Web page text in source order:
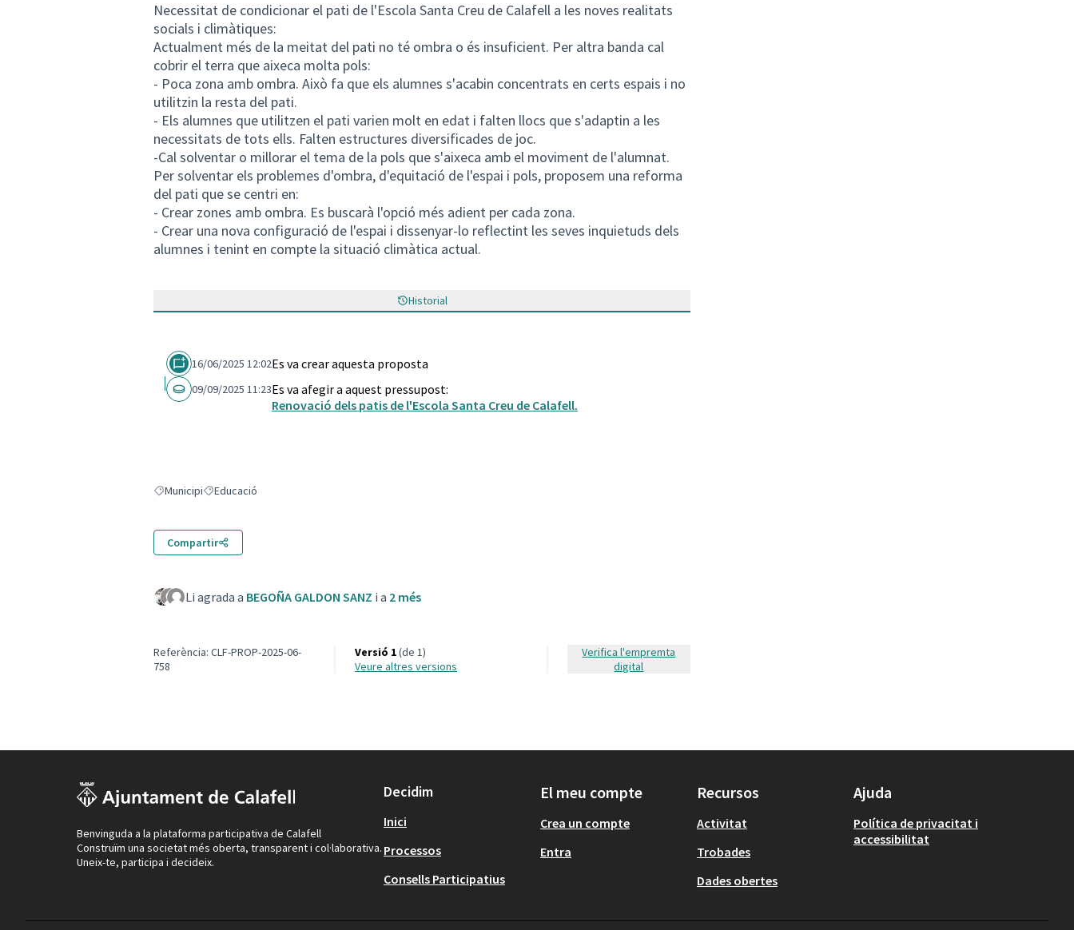
Necessitat de condicionar el pati de l'Escola Santa Creu de Calafell a les noves realitats
socials i climàtiques:
Actualment més de la meitat del pati no té ombra o és insuficient. Per altra banda cal
cobrir el terra que aixeca molta pols:
- Poca zona amb ombra. Això fa que els alumnes s'acabin concentrats en certs espais i no
utilitzin la resta del pati.
- Els alumnes que utilitzen el pati varien molt en edat i falten llocs que s'adaptin a les
necessitats de tots ells. Falten estructures diversificades de joc.
-Cal solventar o millorar el tema de la pols que s'aixeca amb el moviment de l'alumnat.
Per solventar els problemes d'ombra, d'equitació de l'espai i pols, proposem una reforma
del pati que se centri en:
- Crear zones amb ombra. Es buscarà l'opció més adient per cada zona.
- Crear una nova configuració de l'espai i dissenyar-lo reflectint les seves inquietuds dels
alumnes i tenint en compte la situació climàtica actual.
Historial
16/06/2025 12:02Es va crear aquesta proposta
09/09/2025 11:23Es va afegir a aquest pressupost:
Renovació dels patis de l'Escola Santa Creu de Calafell.
Resultats en filtrar per: Municipi
MunicipiResultats en filtrar per: Educació
Educació
Compartir
Li agrada a BEGOÑA GALDON SANZ i a 2 més
Referència: CLF-PROP-2025-06-
758
Versió 1(de 1)
veure altres versions
Verifica l'empremta
digital
Benvinguda a la plataforma participativa de Calafell
Construïm una societat més oberta, transparent i col·laborativa.
Uneix-te, participa i decideix.
Decidim
Inici
Processos
Consells Participatius
El meu compte
Crea un compte
Entra
Recursos
Activitat
Trobades
Dades obertes
Ajuda
Política de privacitat i
accessibilitat